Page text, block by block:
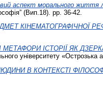
аспект морального життя
(Вип.18). pp. 36-42.
КІНЕМАТОГРАФІЧНОЇ
МЕТАФОРИ ІСТОРІЇ ЯК
університету
В КОНТЕКСТІ